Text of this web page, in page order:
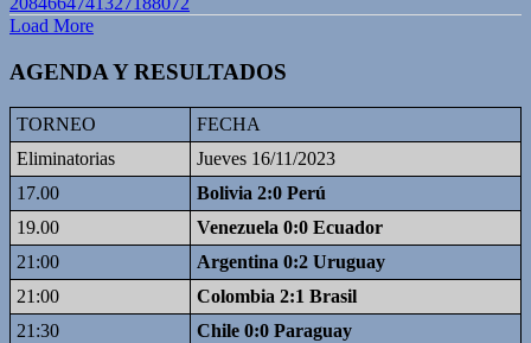
Load More
AGENDA Y RESULTADOS
TORNEO
FECHA
Eliminatorias
Jueves 16/11/2023
17.00
Bolivia 2:0 Perú
19.00
Venezuela 0:0 Ecuador
21:00
Argentina 0:2 Uruguay
21:00
Colombia 2:1 Brasil
21:30
Chile 0:0 Paraguay